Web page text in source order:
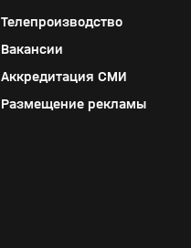
Телепроизводство
Вакансии
Аккредитация СМИ
Размещение рекламы